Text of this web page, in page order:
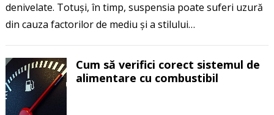
denivelate. Totuși, în timp, suspensia poate suferi uzură
din cauza factorilor de mediu și a stilului…
Cum să verifici corect sistemul de
alimentare cu combustibil